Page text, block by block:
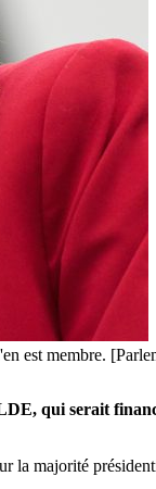
est membre.
qui serait
la majorité